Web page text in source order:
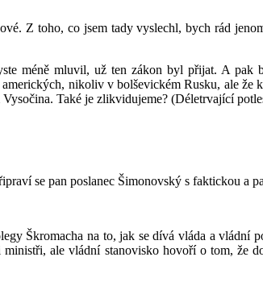
Z toho, co jsem tady vyslechl, bych rád
méně mluvil, už ten zákon byl přijat. A
nikoliv v bolševickém Rusku, ale že
Také je zlikvidujeme? (Déletrvající
se pan poslanec Šimonovský s faktickou a
Škromacha na to, jak se dívá vláda a vládní
ale vládní stanovisko hovoří o tom, že